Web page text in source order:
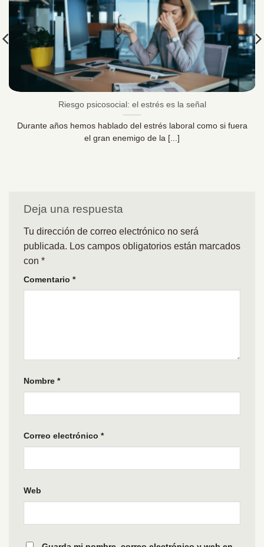
Riesgo psicosocial: el estrés es la señal
Durante años hemos hablado del estrés laboral como si fuera
el gran enemigo de la [...]
Deja una respuesta
Tu dirección de correo electrónico no será
publicada. Los campos obligatorios están marcados
con *
Comentario *
Nombre *
Correo electrónico *
Web